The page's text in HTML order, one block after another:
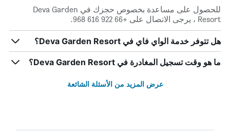
للحصول على مساعدة بخصوص حجزك في Deva Garden
Resort ، يرجى الاتصال على +66 922 616 968.
هل تتوفر خدمة الواي فاي في Deva Garden Resort؟
ما هو وقت تسجيل المغادرة في Deva Garden Resort؟
عرض المزيد من الأسئلة الشائعة